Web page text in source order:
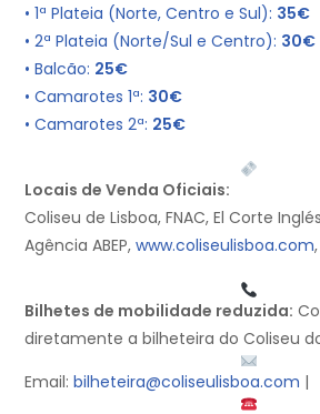
• 1ª Plateia (Norte, Centro e Sul): 35€
• 2ª Plateia (Norte/Sul e Centro): 30€
• Balcão: 25€
• Camarotes 1ª: 30€
• Camarotes 2ª: 25€
Locais de Venda Oficiais:
Coliseu de Lisboa, FNAC, El Corte
Agência ABEP, www.coliseulisboa.com,
Bilhetes de mobilidade reduzida:
diretamente a bilheteira do Coliseu
Email: bilheteira@coliseulisboa.com |